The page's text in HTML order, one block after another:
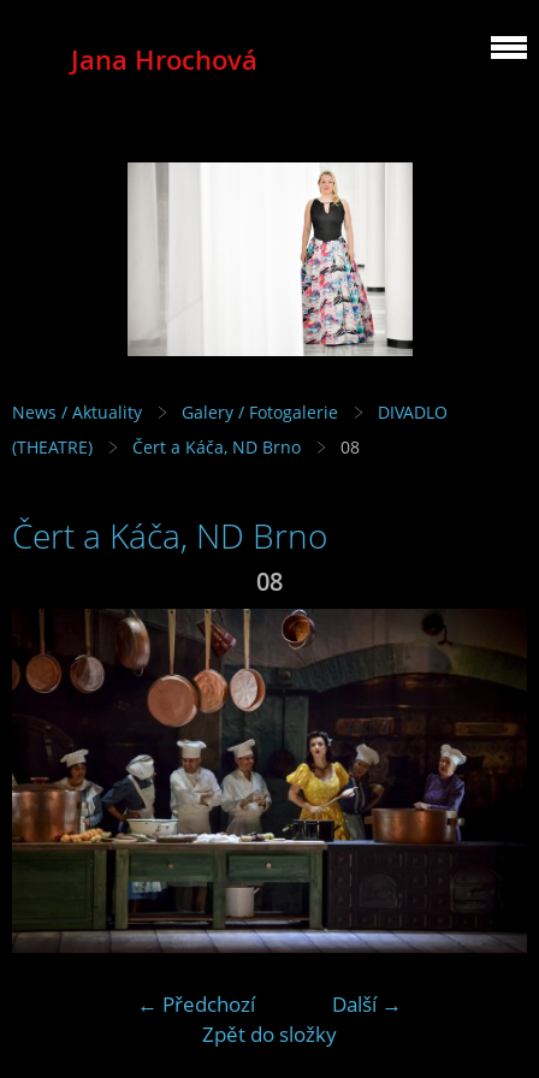
Jana Hrochová
MEZZOSOPRANO
News / Aktuality Galery / Fotogalerie
DIVADLO
(THEATRE)
Čert a Káča, ND Brno 08
Čert a Káča, ND Brno
08
← Předchozí
Další →
Zpět do složky